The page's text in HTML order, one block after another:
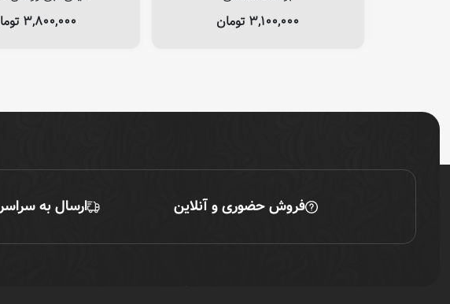
۳,۱۰۰,۰۰۰ تومان
۳,۸۰۰,۰۰۰
فروش حضوری و آنلاین ارسال به